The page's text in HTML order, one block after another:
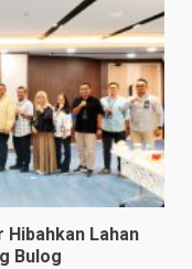
Lahan
Bulog